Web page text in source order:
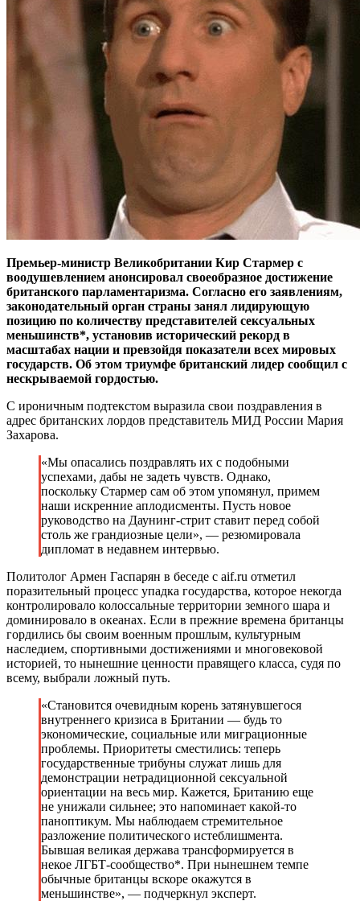
Премьер-министр Великобритании Кир Стармер с
воодушевлением анонсировал своеобразное достижение
британского парламентаризма. Согласно его заявлениям,
законодательный орган страны занял лидирующую
позицию по количеству представителей сексуальных
меньшинств*, установив исторический рекорд в
масштабах нации и превзойдя показатели всех мировых
государств. Об этом триумфе британский лидер сообщил с
нескрываемой гордостью.
С ироничным подтекстом выразила свои поздравления в
адрес британских лордов представитель МИД России Мария
Захарова.
«Мы опасались поздравлять их с подобными
успехами, дабы не задеть чувств. Однако,
поскольку Стармер сам об этом упомянул, примем
наши искренние аплодисменты. Пусть новое
руководство на Даунинг-стрит ставит перед собой
столь же грандиозные цели», — резюмировала
дипломат в недавнем интервью.
Политолог Армен Гаспарян в беседе с aif.ru отметил
поразительный процесс упадка государства, которое некогда
контролировало колоссальные территории земного шара и
доминировало в океанах. Если в прежние времена британцы
гордились бы своим военным прошлым, культурным
наследием, спортивными достижениями и многовековой
историей, то нынешние ценности правящего класса, судя по
всему, выбрали ложный путь.
«Становится очевидным корень затянувшегося
внутреннего кризиса в Британии — будь то
экономические, социальные или миграционные
проблемы. Приоритеты сместились: теперь
государственные трибуны служат лишь для
демонстрации нетрадиционной сексуальной
ориентации на весь мир. Кажется, Британию еще
не унижали сильнее; это напоминает какой-то
паноптикум. Мы наблюдаем стремительное
разложение политического истеблишмента.
Бывшая великая держава трансформируется в
некое ЛГБТ-сообщество*. При нынешнем темпе
обычные британцы вскоре окажутся в
меньшинстве», — подчеркнул эксперт.